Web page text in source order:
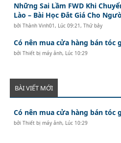
Những Sai Lầm FWD Khi
Lào – Bài Học Đắt Giá Cho
bởiThành Vinh01 , Lúc 09:21, Thứ bảy
Có nên mua cửa hàng bán tóc
bởiThiết bị máy ảnh, Lúc 10:29
BÀI VIẾT MỚI
Có nên mua cửa hàng bán tóc
bởiThiết bị máy ảnh, Lúc 10:29